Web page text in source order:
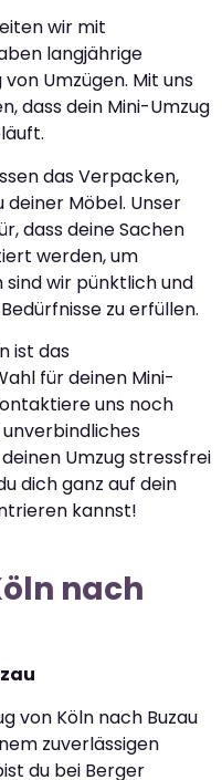
wir mit
langjährige
Umzügen. Mit uns
dass dein Mini-Umzug
das Verpacken,
Möbel. Unser
dass deine Sachen
werden, um
sind wir pünktlich und
zu erfüllen.
ist das
für deinen Mini-
uns noch
Umzug stressfrei
dich ganz auf dein
kannst!
nach
von Köln nach Buzau
zuverlässigen
du bei Berger